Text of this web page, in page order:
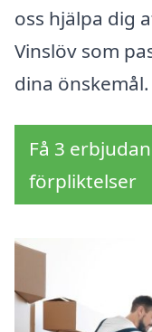
oss hjälpa dig
Vinslöv som
dina önskemål.
Få 3
förpliktelser